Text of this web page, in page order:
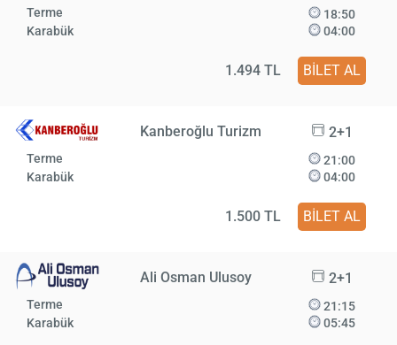
Terme
Karabük
18:50
04:00
1.494 TL BİLET AL
Kanberoğlu Turizm 2+1
Terme
Karabük
21:00
04:00
1.500 TL BİLET AL
Ali Osman Ulusoy 2+1
Terme
Karabük
21:15
05:45